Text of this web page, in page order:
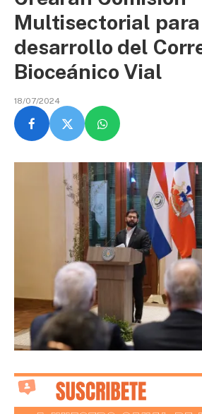
Multisectorial
desarrollo del
Bioceánico Vial
18/07/2024